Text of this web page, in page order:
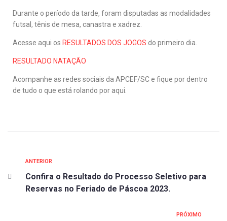
Durante o período da tarde, foram disputadas as modalidades
futsal, tênis de mesa, canastra e xadrez.
Acesse aqui os RESULTADOS DOS JOGOS do primeiro dia.
RESULTADO NATAÇÃO
Acompanhe as redes sociais da APCEF/SC e fique por dentro
de tudo o que está rolando por aqui.
ANTERIOR
Confira o Resultado do Processo Seletivo para
Reservas no Feriado de Páscoa 2023.
PRÓXIMO